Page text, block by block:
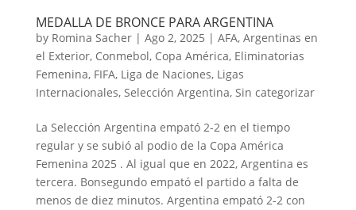
MEDALLA DE BRONCE PARA ARGENTINA
by Romina Sacher| Ago 2, 2025 | AFA, Argentinas en
el Exterior, Conmebol, Copa América, Eliminatorias
Femenina, FIFA, Liga de Naciones, Ligas
Internacionales, Selección Argentina, Sin categorizar
La Selección Argentina empató 2-2 en el tiempo
regular y se subió al podio de la Copa América
Femenina 2025 . Al igual que en 2022, Argentina es
tercera. Bonsegundo empató el partido a falta de
menos de diez minutos. Argentina empató 2-2 con